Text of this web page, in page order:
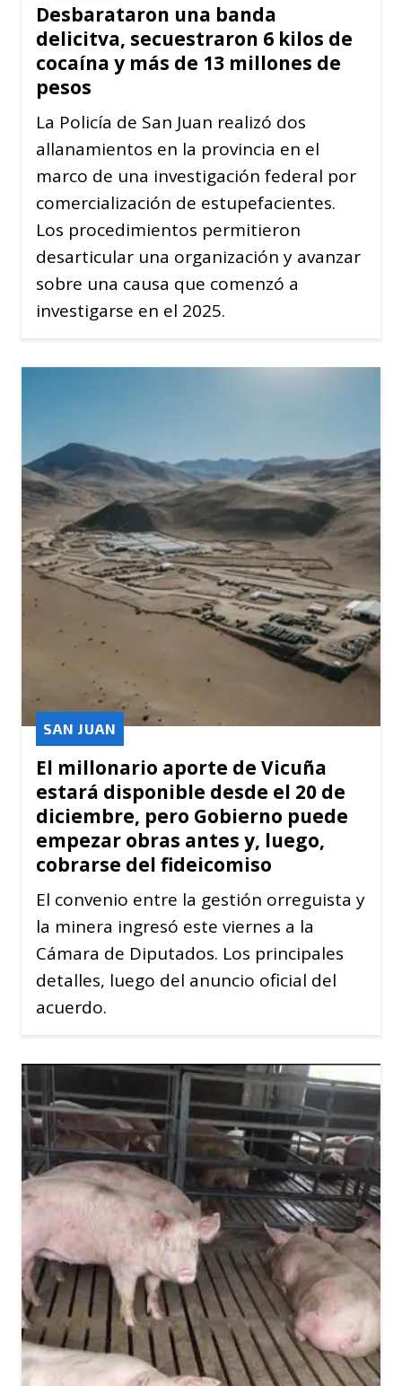
Desbarataron una banda
delicitva, secuestraron 6 kilos de
cocaína y más de 13 millones de
pesos
La Policía de San Juan realizó dos
allanamientos en la provincia en el
marco de una investigación federal por
comercialización de estupefacientes.
Los procedimientos permitieron
desarticular una organización y avanzar
sobre una causa que comenzó a
investigarse en el 2025.
El millonario aporte de Vicuña
estará disponible desde el 20 de
diciembre, pero Gobierno puede
empezar obras antes y, luego,
cobrarse del fideicomiso
SAN JUAN
El convenio entre la gestión orreguista y
la minera ingresó este viernes a la
Cámara de Diputados. Los principales
detalles, luego del anuncio oficial del
acuerdo.